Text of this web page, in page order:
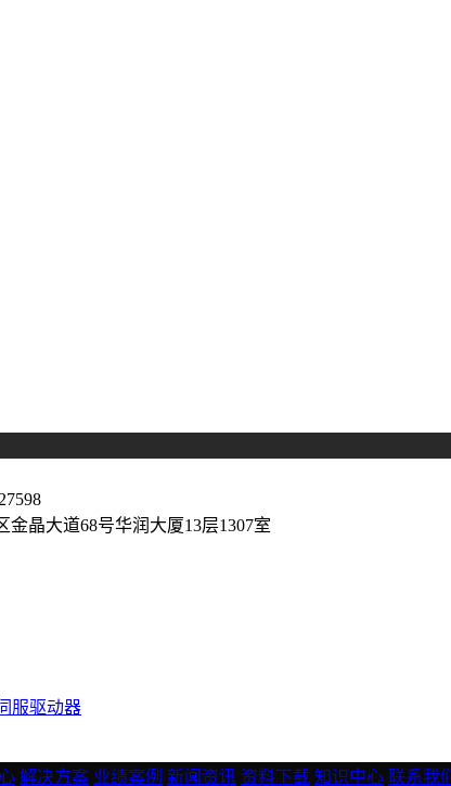
晶大道68号华润大厦13层1307室
服驱动器
解决方案 业绩案例 新闻资讯 资料下载 知识中心 联系我们